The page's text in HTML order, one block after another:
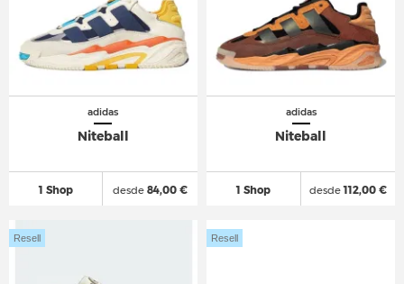
adidas
Niteball
1 Shop desde84,00 €
adidas
Niteball
1 Shop desde112,00 €
Resell Resell